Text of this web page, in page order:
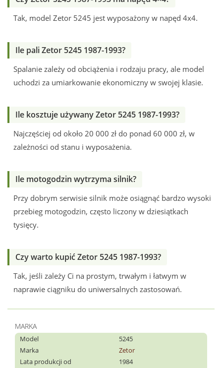
Tak, model Zetor 5245 jest wyposażony w napęd 4x4.
Ile pali Zetor 5245 1987-1993?
Spalanie zależy od obciążenia i rodzaju pracy, ale model
uchodzi za umiarkowanie ekonomiczny w swojej klasie.
Ile kosztuje używany Zetor 5245 1987-1993?
Najczęściej od około 20 000 zł do ponad 60 000 zł, w
zależności od stanu i wyposażenia.
Ile motogodzin wytrzyma silnik?
Przy dobrym serwisie silnik może osiągnąć bardzo wysoki
przebieg motogodzin, często liczony w dziesiątkach
tysięcy.
Czy warto kupić Zetor 5245 1987-1993?
Tak, jeśli zależy Ci na prostym, trwałym i łatwym w
naprawie ciągniku do uniwersalnych zastosowań.
MARKA
Model
5245
Marka
Zetor
Lata produkcji od
1984